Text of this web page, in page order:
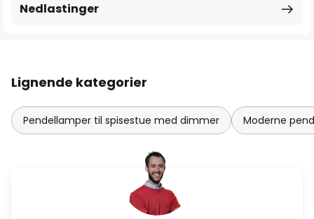
Nedlastinger
Lignende kategorier
Pendellamper til spisestue med dimmer Moderne